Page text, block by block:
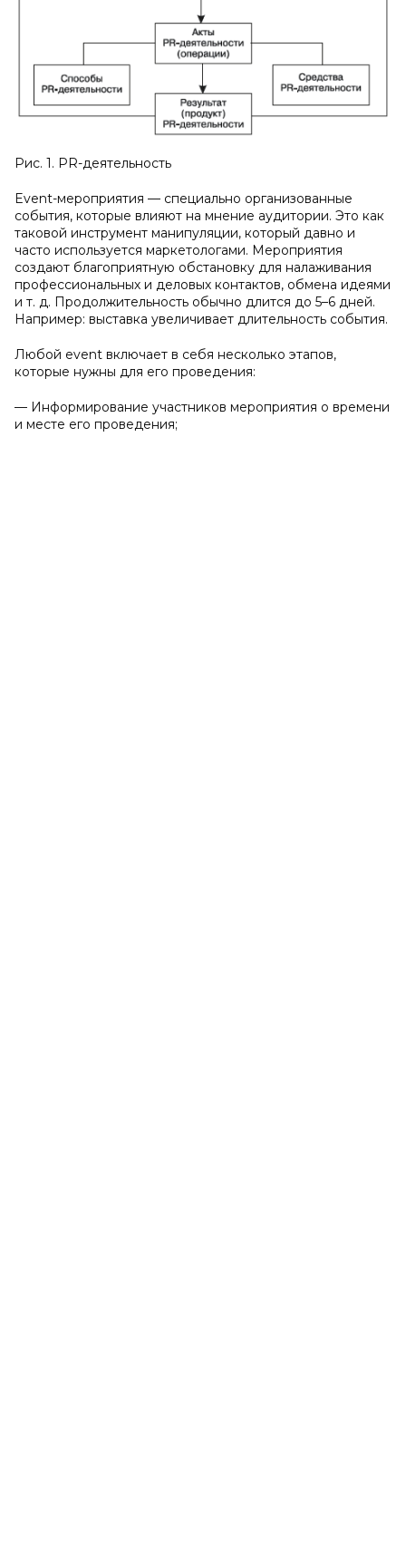
Рис. 1. PR-деятельность
Event-мероприятия — специально организованные
события, которые влияют на мнение аудитории. Это как
таковой инструмент манипуляции, который давно и
часто используется маркетологами. Мероприятия
создают благоприятную обстановку для налаживания
профессиональных и деловых контактов, обмена идеями
и т. д. Продолжительность обычно длится до 5–6 дней.
Например: выставка увеличивает длительность события.
Любой event включает в себя несколько этапов,
которые нужны для его проведения:
— Информирование участников мероприятия о времени
и месте его проведения;